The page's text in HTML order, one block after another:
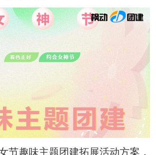
节趣味主题团建拓展活动方案，